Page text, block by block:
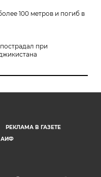
100 метров и погиб в
при
РЕКЛАМА В ГАЗЕТЕ
АИФ